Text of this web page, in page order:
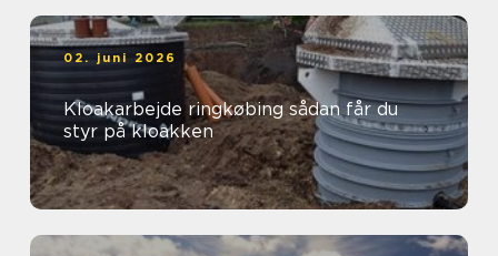
02. juni 2026
Kloakarbejde ringkøbing sådan får du
styr på kloakken